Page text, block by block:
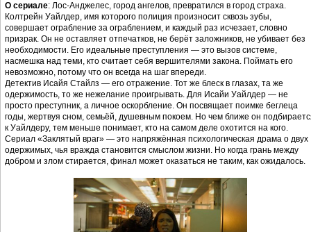
О сериале: Лос-Анджелес, город ангелов, превратился в город страха.
Колтрейн Уайлдер, имя которого полиция произносит сквозь зубы,
совершает ограбление за ограблением, и каждый раз исчезает, словно
призрак. Он не оставляет отпечатков, не берёт заложников, не убивает без
необходимости. Его идеальные преступления — это вызов системе,
насмешка над теми, кто считает себя вершителями закона. Поймать его
невозможно, потому что он всегда на шаг впереди.
Детектив Исайя Стайлз — его отражение. Тот же блеск в глазах, та же
одержимость, то же нежелание проигрывать. Для Исайи Уайлдер — не
просто преступник, а личное оскорбление. Он посвящает поимке беглеца
годы, жертвуя сном, семьёй, душевным покоем. Но чем ближе он
к Уайлдеру, тем меньше понимает, кто на самом деле охотится на кого.
Сериал «Заклятый враг» — это напряжённая психологическая драма о двух
одержимых, чья вражда становится смыслом жизни. Но когда грань между
добром и злом стирается, финал может оказаться не таким, как ожидалось.